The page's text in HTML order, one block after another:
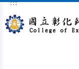
跳到主要內容區塊
:::